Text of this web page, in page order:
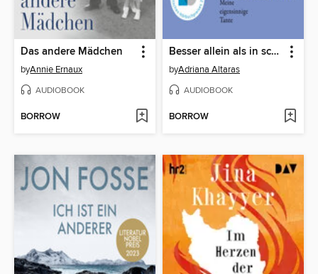
Das andere Mädchen
byAnnie Ernaux
AUDIOBOOK
BORROW
Besser allein als in schlechter Gesellschaft--Meine eigensinnige Tante (Ungekürzte Lesung)
byAdriana Altaras
AUDIOBOOK
BORROW